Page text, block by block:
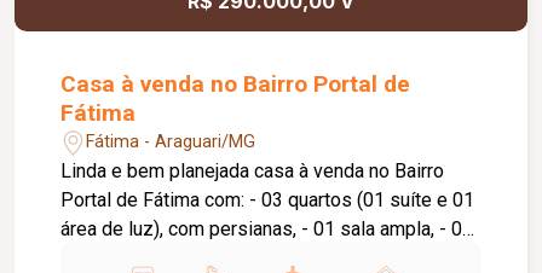
Casa à venda no Bairro Portal de
Fátima
Fátima - Araguari/MG
Linda e bem planejada casa à venda no Bairro
Portal de Fátima com: - 03 quartos (01 suíte e 01
área de luz), com persianas, - 01 sala ampla, - 01